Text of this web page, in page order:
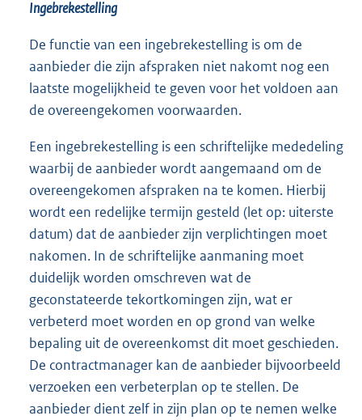
Ingebrekestelling
De functie van een ingebrekestelling is om de
aanbieder die zijn afspraken niet nakomt nog een
laatste mogelijkheid te geven voor het voldoen aan
de overeengekomen voorwaarden.
Een ingebrekestelling is een schriftelijke mededeling
waarbij de aanbieder wordt aangemaand om de
overeengekomen afspraken na te komen. Hierbij
wordt een redelijke termijn gesteld (let op: uiterste
datum) dat de aanbieder zijn verplichtingen moet
nakomen. In de schriftelijke aanmaning moet
duidelijk worden omschreven wat de
geconstateerde tekortkomingen zijn, wat er
verbeterd moet worden en op grond van welke
bepaling uit de overeenkomst dit moet geschieden.
De contractmanager kan de aanbieder bijvoorbeeld
verzoeken een verbeterplan op te stellen. De
aanbieder dient zelf in zijn plan op te nemen welke